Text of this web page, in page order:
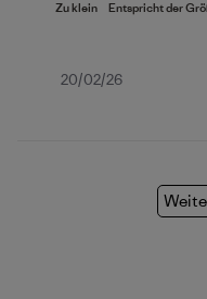
20/02/26